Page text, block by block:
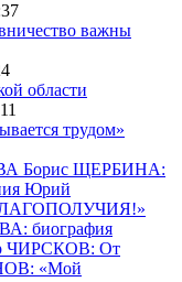
важны
области
трудом»
Борис ЩЕРБИНА:
Юрий
биография
ЧИРСКОВ: От
«Мой